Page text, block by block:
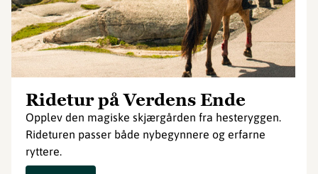
Ridetur på Verdens Ende
Opplev den magiske skjærgården fra hesteryggen.
Rideturen passer både nybegynnere og erfarne
ryttere.